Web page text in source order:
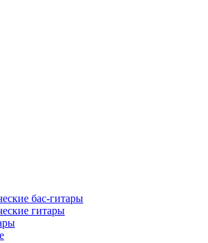
бас-гитары
гитары